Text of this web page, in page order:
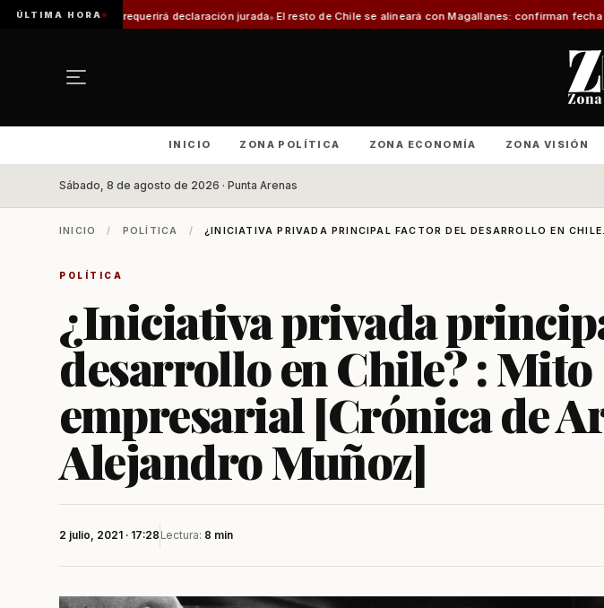
ÚLTIMA HORA
requerirá declaración jurada El resto de Chile se alineará con Magallanes: confirman fecha para el cambio al
INICIO ZONA POLÍTICA ZONA ECONOMÍA ZONA VISIÓN
Sábado, 8 de agosto de 2026 · Punta Arenas
INICIO / POLÍTICA / ¿INICIATIVA PRIVADA PRINCIPAL FACTOR DEL DESARROLLO EN
POLÍTICA
¿Iniciativa privada
desarrollo en Chile? : Mito
empresarial [Crónica de
Alejandro Muñoz]
2 julio, 2021 · 17:28 Lectura: 8 min